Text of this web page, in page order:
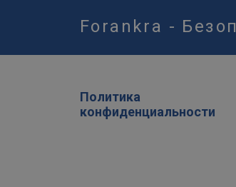
Forankra -
Политика
конфиденциальности